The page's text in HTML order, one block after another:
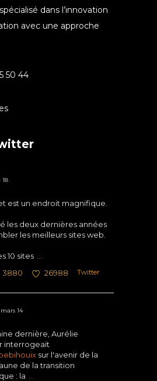
dans l’innovation
avec une approche
50 44
18
est un endroit magnifique.
les deux dernières années
les meilleurs sites web.
10 sites
3880 26988 Twitter
mars 14
dernière, Aurélie
interrogeait
sur l'avenir de la
de la transition
: la